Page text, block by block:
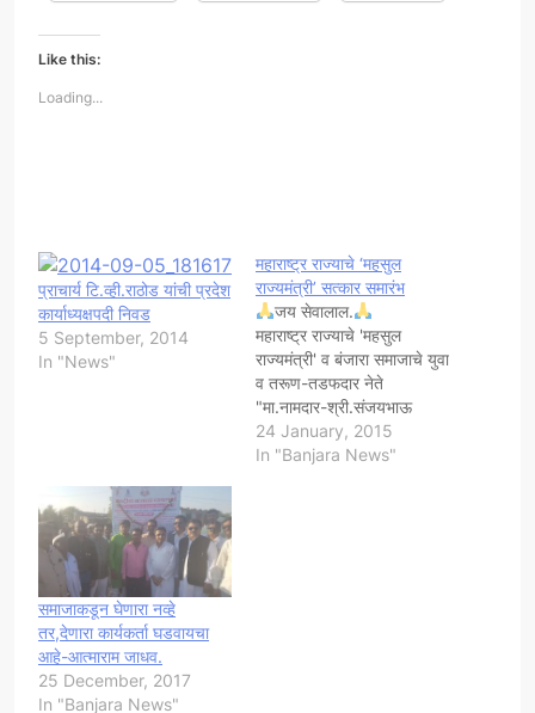
Like this:
Loading...
प्राचार्य टि.व्ही.राठोड यांची प्रदेश
कार्याध्यक्षपदी निवड
5 September, 2014
In "News"
महाराष्ट्र राज्याचे ‘महसुल
राज्यमंत्री’ सत्कार समारंभ
जय सेवालाल.
महाराष्ट्र राज्याचे 'महसुल
राज्यमंत्री' व बंजारा समाजाचे युवा
व तरूण-तडफदार नेते
"मा.नामदार-श्री.संजयभाऊ
राठोड" यांचा समस्त बंजारा
समाज,कल्याण आणि 'भारतीय
24 January, 2015
In "Banjara News"
समाजाकडून घेणारा नव्हे
तर,देणारा कार्यकर्ता घडवायचा
आहे-आत्माराम जाधव.
25 December, 2017
In "Banjara News"